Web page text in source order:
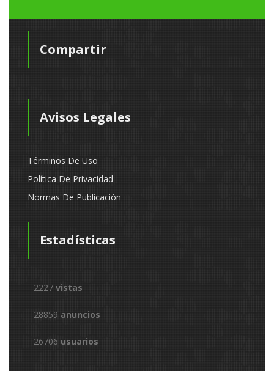
Compartir
Avisos Legales
Términos De Uso
Política De Privacidad
Normas De Publicación
Estadísticas
2227 vistas
28859 anuncios
26706 usuarios